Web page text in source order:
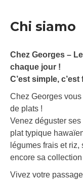
Chi siamo
Chez Georges –
chaque jour !
C’est simple,
Chez Georges
de plats !
Venez déguster
plat typique
légumes frais et
encore sa
Vivez votre